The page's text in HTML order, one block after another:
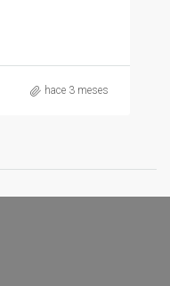
hace 3 meses